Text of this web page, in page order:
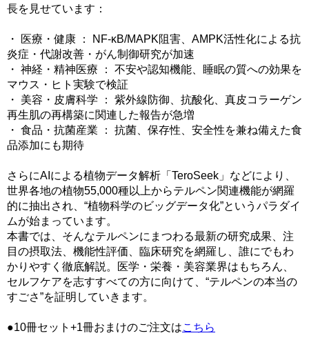
長を見せています：
・ 医療・健康 ： NF-κB/MAPK阻害、AMPK活性化による抗
炎症・代謝改善・がん制御研究が加速
・ 神経・精神医療 ： 不安や認知機能、睡眠の質への効果を
マウス・ヒト実験で検証
・ 美容・皮膚科学 ： 紫外線防御、抗酸化、真皮コラーゲン
再生肌の再構築に関連した報告が急増
・ 食品・抗菌産業 ： 抗菌、保存性、安全性を兼ね備えた食
品添加にも期待
さらにAIによる植物データ解析「TeroSeek」などにより、
世界各地の植物55,000種以上からテルペン関連機能が網羅
的に抽出され、“植物科学のビッグデータ化”というパラダイ
ムが始まっています。
本書では、そんなテルペンにまつわる最新の研究成果、注
目の摂取法、機能性評価、臨床研究を網羅し、誰にでもわ
かりやすく徹底解説。医学・栄養・美容業界はもちろん、
セルフケアを志すすべての方に向けて、“テルペンの本当の
すごさ”を証明していきます。
●10冊セット+1冊おまけのご注文はこちら